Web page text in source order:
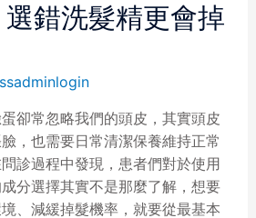
錯洗髮精更會掉
卻常忽略我們的頭皮，其實頭皮
，也需要日常清潔保養維持正常
診過程中發現，患者們對於使用
分選擇其實不是那麼了解，想要
、減緩掉髮機率， 就要從最基本